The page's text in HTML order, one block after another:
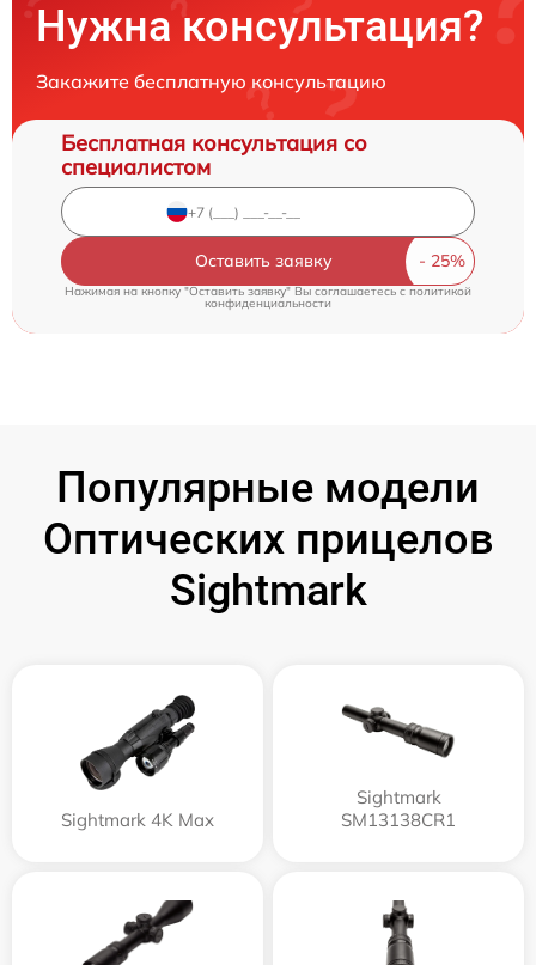
Нужна консультация?
Закажите бесплатную консультацию
Бесплатная консультация со
специалистом
Оставить заявку
Нажимая на кнопку "Оставить заявку" Вы соглашаетесь cполитикой
конфиденциальности
Популярные модели
Оптических прицелов
Sightmark
Sightmark 4K Max
Sightmark
SM13138CR1